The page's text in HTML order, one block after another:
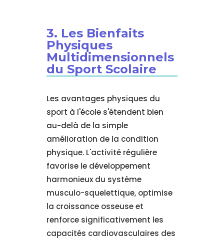
3. Les Bienfaits
Physiques
Multidimensionnels
du Sport Scolaire
Les avantages physiques du
sport à l'école s'étendent bien
au-delà de la simple
amélioration de la condition
physique. L'activité régulière
favorise le développement
harmonieux du système
musculo-squelettique, optimise
la croissance osseuse et
renforce significativement les
capacités cardiovasculaires des